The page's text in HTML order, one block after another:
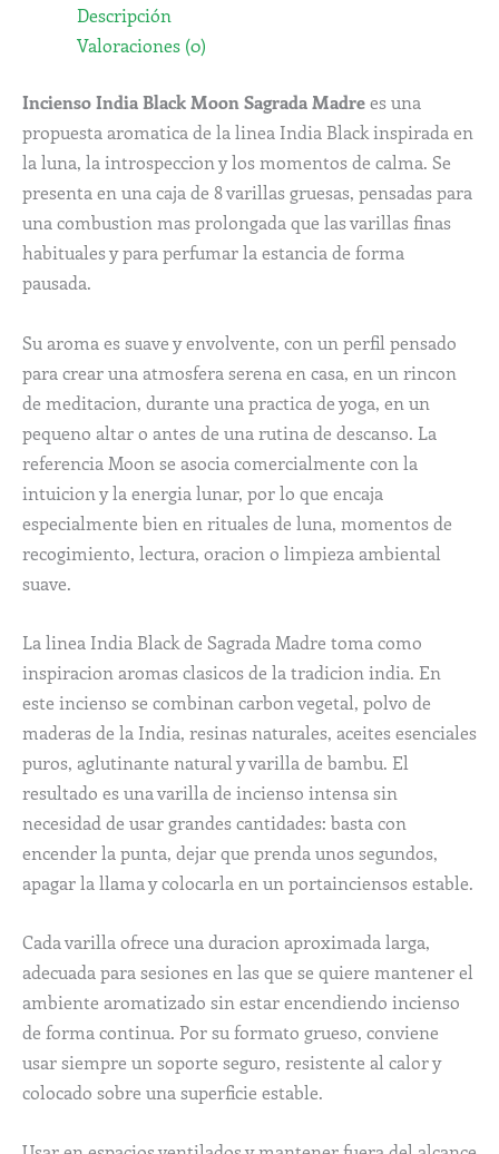
Descripción
Valoraciones (0)
Incienso India Black Moon Sagrada Madrees una
propuesta aromatica de la linea India Black inspirada en
la luna, la introspeccion y los momentos de calma. Se
presenta en una caja de 8 varillas gruesas, pensadas para
una combustion mas prolongada que las varillas finas
habituales y para perfumar la estancia de forma
pausada.
Su aroma es suave y envolvente, con un perfil pensado
para crear una atmosfera serena en casa, en un rincon
de meditacion, durante una practica de yoga, en un
pequeno altar o antes de una rutina de descanso. La
referencia Moon se asocia comercialmente con la
intuicion y la energia lunar, por lo que encaja
especialmente bien en rituales de luna, momentos de
recogimiento, lectura, oracion o limpieza ambiental
suave.
La linea India Black de Sagrada Madre toma como
inspiracion aromas clasicos de la tradicion india. En
este incienso se combinan carbon vegetal, polvo de
maderas de la India, resinas naturales, aceites esenciales
puros, aglutinante natural y varilla de bambu. El
resultado es una varilla de incienso intensa sin
necesidad de usar grandes cantidades: basta con
encender la punta, dejar que prenda unos segundos,
apagar la llama y colocarla en un portainciensos estable.
Cada varilla ofrece una duracion aproximada larga,
adecuada para sesiones en las que se quiere mantener el
ambiente aromatizado sin estar encendiendo incienso
de forma continua. Por su formato grueso, conviene
usar siempre un soporte seguro, resistente al calor y
colocado sobre una superficie estable.